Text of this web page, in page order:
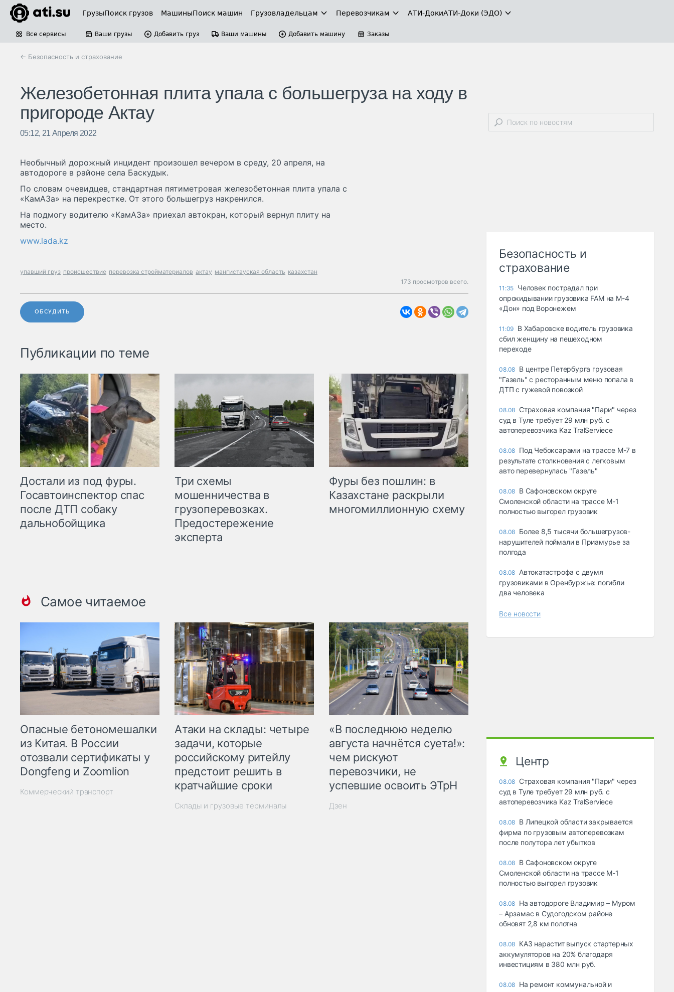
ГрузыПоиск грузов МашиныПоиск машин Грузовладельцам Перевозчикам АТИ-ДокиАТИ-Доки (ЭДО)
Все сервисы Ваши грузы Добавить груз Ваши машины Добавить машину Заказы
← Безопасность и страхование
Железобетонная плита упала с большегруза на ходу в
пригороде Актау
05:12, 21 Апреля 2022
Необычный дорожный инцидент произошел вечером в среду, 20 апреля, на
автодороге в районе села Баскудык.
По словам очевидцев, стандартная пятиметровая железобетонная плита упала с
«КамАЗа» на перекрестке. От этого большегруз накренился.
На подмогу водителю «КамАЗа» приехал автокран, который вернул плиту на
место.
www.lada.kz
упавший груз происшествие перевозка стройматериалов актау мангистауская область казахстан
173 просмотров всего.
ОБСУДИТЬ
Публикации по теме
Достали из под фуры.
Госавтоинспектор спас
после ДТП собаку
дальнобойщика
Три схемы
мошенничества в
грузоперевозках.
Предостережение
эксперта
Фуры без пошлин: в
Казахстане раскрыли
многомиллионную схему
Самое читаемое
Опасные бетономешалки
из Китая. В России
отозвали сертификаты у
Dongfeng и Zoomlion
Коммерческий транспорт
Атаки на склады: четыре
задачи, которые
российскому ритейлу
предстоит решить в
кратчайшие сроки
Склады и грузовые терминалы
«В последнюю неделю
августа начнётся суета!»:
чем рискуют
перевозчики, не
успевшие освоить ЭТрН
Дзен
Безопасность и
страхование
11:35 Человек пострадал при
опрокидывании грузовика FAM на М-4
«Дон» под Воронежем
11:09 В Хабаровске водитель грузовика
сбил женщину на пешеходном
переходе
08.08 В центре Петербурга грузовая
"Газель" с ресторанным меню попала в
ДТП с гужевой повозкой
08.08 Страховая компания "Пари" через
суд в Туле требует 29 млн руб. с
автоперевозчика Kaz TralServiece
08.08 Под Чебоксарами на трассе М-7 в
результате столкновения с легковым
авто перевернулась "Газель"
08.08 В Сафоновском округе
Смоленской области на трассе М-1
полностью выгорел грузовик
08.08 Более 8,5 тысячи большегрузов-
нарушителей поймали в Приамурье за
полгода
08.08 Автокатастрофа с двумя
грузовиками в Оренбуржье: погибли
два человека
Все новости
Центр
08.08 Страховая компания "Пари" через
суд в Туле требует 29 млн руб. с
автоперевозчика Kaz TralServiece
08.08 В Липецкой области закрывается
фирма по грузовым автоперевозкам
после полутора лет убытков
08.08 В Сафоновском округе
Смоленской области на трассе М-1
полностью выгорел грузовик
08.08 На автодороге Владимир – Муром
– Арзамас в Судогодском районе
обновят 2,8 км полотна
08.08 КАЗ нарастит выпуск стартерных
аккумуляторов на 20% благодаря
инвестициям в 380 млн руб.
08.08 На ремонт коммунальной и